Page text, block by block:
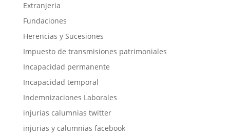
Extranjeria
Fundaciones
Herencias y Sucesiones
Impuesto de transmisiones patrimoniales
Incapacidad permanente
Incapacidad temporal
Indemnizaciones Laborales
injurias calumnias twitter
injurias y calumnias facebook